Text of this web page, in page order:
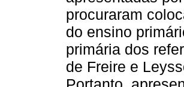
procuraram
do ensino
primária dos
de Freire e